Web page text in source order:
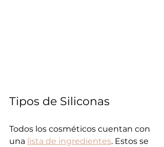
Tipos de Siliconas
Todos los cosméticos cuentan con
una lista de ingredientes. Estos se